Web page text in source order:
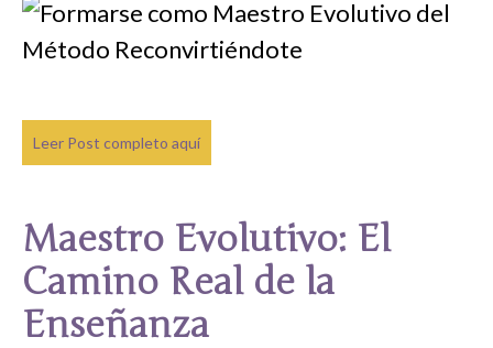
Leer Post completo aquí
Maestro Evolutivo: El
Camino Real de la
Enseñanza